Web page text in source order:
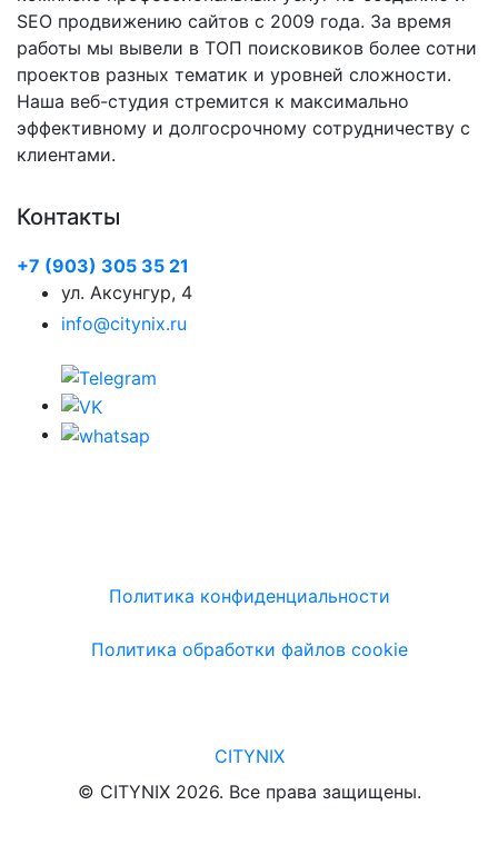
SEO продвижению сайтов с 2009 года. За время
работы мы вывели в ТОП поисковиков более сотни
проектов разных тематик и уровней сложности.
Наша веб-студия стремится к максимально
эффективному и долгосрочному сотрудничеству с
клиентами.
Контакты
+7 (903) 305 35 21
ул. Аксунгур, 4
info@citynix.ru
Политика конфиденциальности
Политика обработки файлов cookie
CITYNIX
© CITYNIX 2026. Все права защищены.